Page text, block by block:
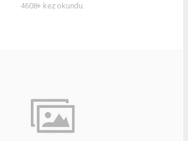
4608+ kez okundu.